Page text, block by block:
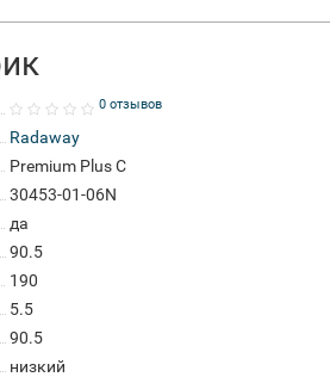
0 отзывов
Radaway
Premium Plus C
30453-01-06N
да
90.5
190
5.5
90.5
низкий